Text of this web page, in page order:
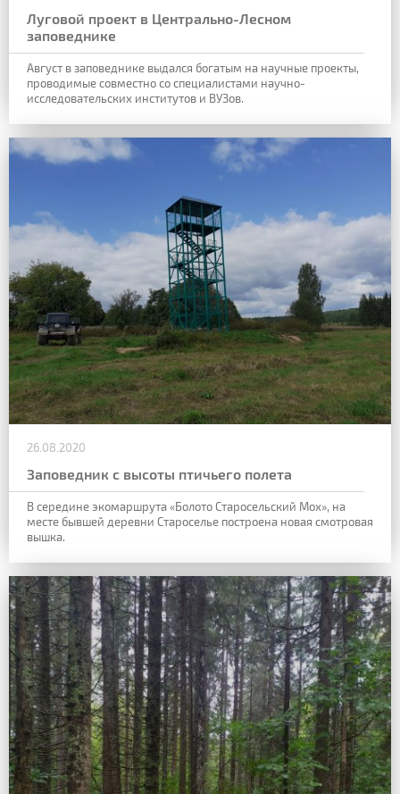
Луговой проект в Центрально-Лесном
заповеднике
Август в заповеднике выдался богатым на научные проекты,
проводимые совместно со специалистами научно-
исследовательских институтов и ВУЗов.
26.08.2020
Заповедник с высоты птичьего полета
В середине экомаршрута «Болото Старосельский Мох», на
месте бывшей деревни Староселье построена новая смотровая
вышка.